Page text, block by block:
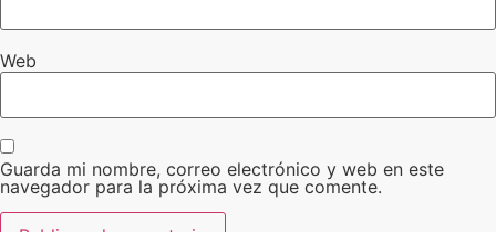
Web
Guarda mi nombre, correo electrónico y web en este
navegador para la próxima vez que comente.